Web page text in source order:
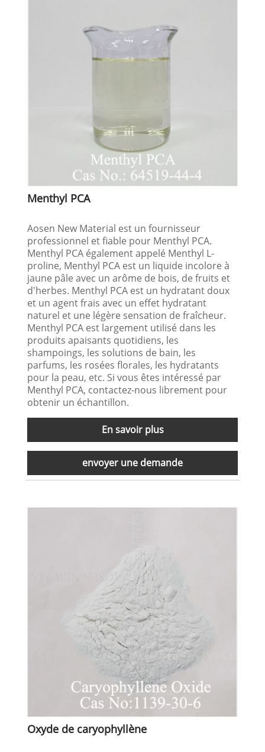
Menthyl PCA
Aosen New Material est un fournisseur
professionnel et fiable pour Menthyl PCA.
Menthyl PCA également appelé Menthyl L-
proline, Menthyl PCA est un liquide incolore à
jaune pâle avec un arôme de bois, de fruits et
d'herbes. Menthyl PCA est un hydratant doux
et un agent frais avec un effet hydratant
naturel et une légère sensation de fraîcheur.
Menthyl PCA est largement utilisé dans les
produits apaisants quotidiens, les
shampoings, les solutions de bain, les
parfums, les rosées florales, les hydratants
pour la peau, etc. Si vous êtes intéressé par
Menthyl PCA, contactez-nous librement pour
obtenir un échantillon.
En savoir plus
envoyer une demande
Oxyde de caryophyllène